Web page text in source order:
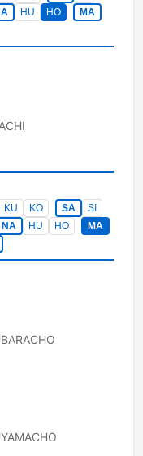
HU HO
MA
KU KO SA
SI
NA HU HO
MA